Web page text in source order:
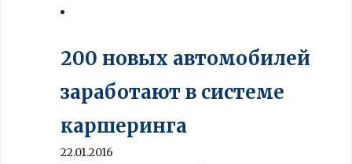
200 новых автомобилей
заработают в системе
каршеринга
22.01.2016